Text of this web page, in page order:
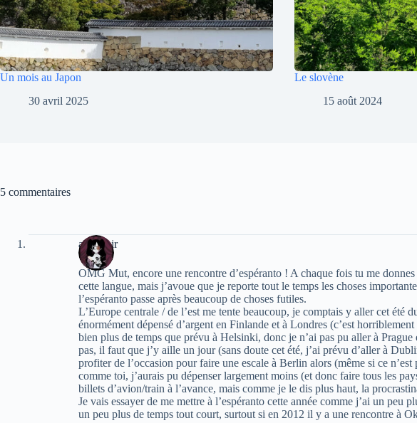
Un mois au Japon
30 avril 2025
Le slovène
15 août 2024
5 commentaires
angenoir
OMG Mut, encore une rencontre d’espéranto ! A chaque fois tu me
cette langue, mais j’avoue que je reporte tout le temps les choses
l’espéranto passe après beaucoup de choses futiles.
L’Europe centrale / de l’est me tente beaucoup, je comptais y aller cet été
énormément dépensé d’argent en Finlande et à Londres (c’est
bien plus de temps que prévu à Helsinki, donc je n’ai pas pu aller à Prague
pas, il faut que j’y aille un jour (sans doute cet été, j’ai prévu d’aller à
profiter de l’occasion pour faire une escale à Berlin alors (même si ce
comme toi, j’aurais pu dépenser largement moins (et donc faire tous les
billets d’avion/train à l’avance, mais comme je le dis plus haut, la
Je vais essayer de me mettre à l’espéranto cette année comme j’ai un peu
un peu plus de temps tout court, surtout si en 2012 il y a une rencontre à